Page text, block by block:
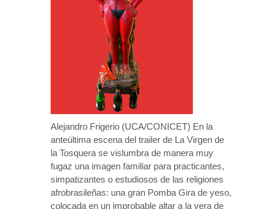
Alejandro Frigerio (UCA/CONICET) En la
anteúltima escena del trailer de La Virgen de
la Tosquera se vislumbra de manera muy
fugaz una imagen familiar para practicantes,
simpatizantes o estudiosos de las religiones
afrobrasileñas: una gran Pomba Gira de yeso,
colocada en un improbable altar a la vera de